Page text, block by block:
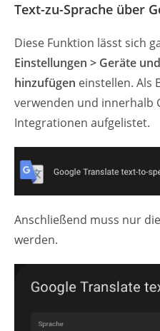
Text-zu-Sprache über
Diese Funktion lässt sich
Einstellungen > Geräte
hinzufügen einstellen. Als
verwenden und innerhalb
Integrationen aufgelistet.
Anschließend muss nur
werden.